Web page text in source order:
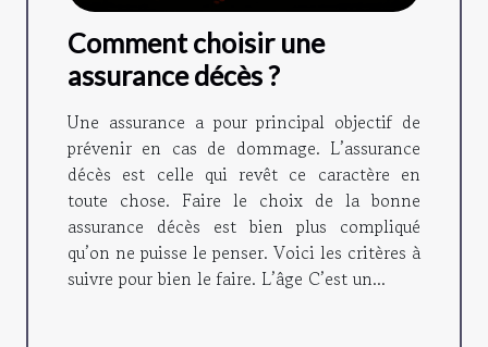
Comment choisir une
assurance décès ?
Une assurance a pour principal objectif de
prévenir en cas de dommage. L’assurance
décès est celle qui revêt ce caractère en
toute chose. Faire le choix de la bonne
assurance décès est bien plus compliqué
qu’on ne puisse le penser. Voici les critères à
suivre pour bien le faire. L’âge C’est un...